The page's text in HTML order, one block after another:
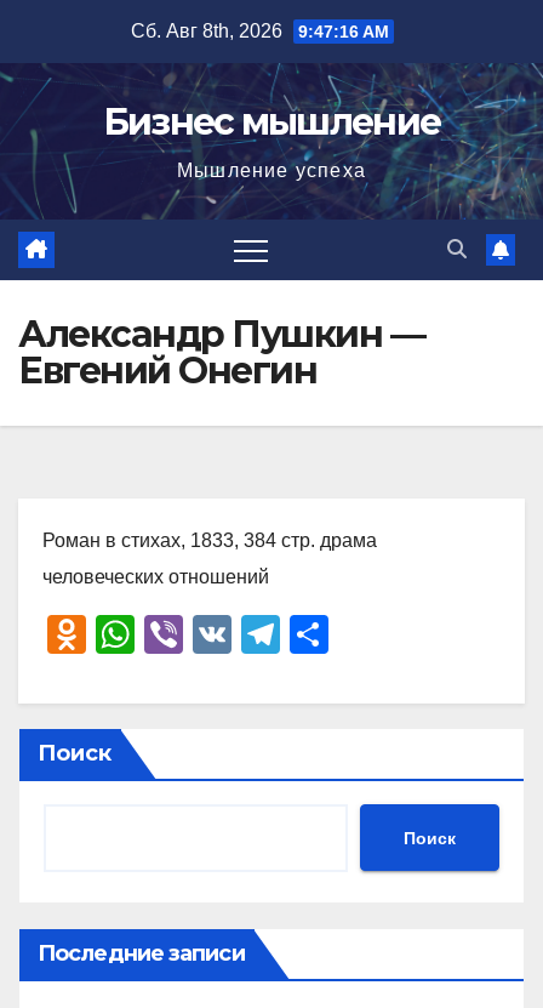
содержимому
Сб. Авг 8th, 2026 9:47:17 AM
Бизнес мышление
Мышление успеха
Александр Пушкин —
Евгений Онегин
Роман в стихах, 1833, 384 стр. драма
человеческих отношений
O
n
o
kl
ki
W
at
s
A
Vi
er
V
T
e
a
р
в
ть
Поиск
Поиск
Последние записи